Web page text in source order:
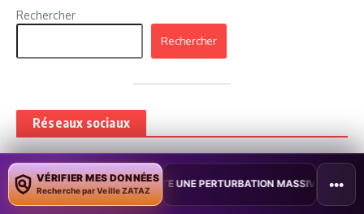
Rechercher
Rechercher
Réseaux sociaux
21,615 Fans
J'aime
Abonnés
Suivre
VÉRIFIER MES DONNÉES
Recherche par Veille ZATAZ
UNE PERTURBATION MASSIVE DE L’INTERNET MOBILE • L’IA
•••